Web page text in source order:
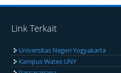
Link Terkait
Universitas Negeri Yogyakarta
Kampus Wates UNY